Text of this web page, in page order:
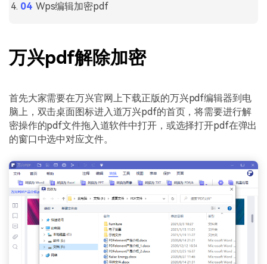
Wps编辑加密pdf
万兴pdf解除加密
首先大家需要在万兴官网上下载正版的万兴pdf编辑器到电
脑上，双击桌面图标进入道万兴pdf的首页，将需要进行解
密操作的pdf文件拖入道软件中打开，或选择打开pdf在弹出
的窗口中选中对应文件。